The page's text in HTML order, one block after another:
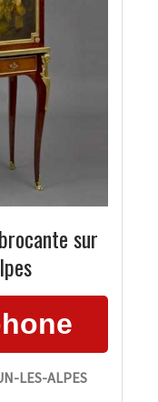
sur
LES-ALPES